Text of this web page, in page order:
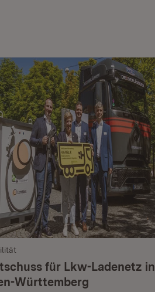
für Lkw-Ladenetz in
Württemberg